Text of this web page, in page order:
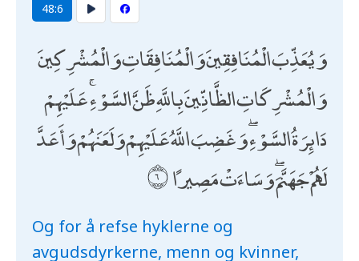
48:6
وَيُعَذِّبَ الْمُنَافِقِينَ وَالْمُنَافِقَاتِ وَالْمُشْرِكِينَ
وَالْمُشْرِكَاتِ الظَّانِّينَ بِاللَّهِ ظَنَّ السَّوْءِ ۚ عَلَيْهِمْ
دَائِرَةُ السَّوْءِ ۖ وَغَضِبَ اللَّهُ عَلَيْهِمْ وَلَعَنَهُمْ وَأَعَدَّ
لَهُمْ جَهَنَّمَ ۖ وَسَاءَتْ مَصِيرًا
Og for å refse hyklerne og
avgudsdyrkerne, menn og kvinner,